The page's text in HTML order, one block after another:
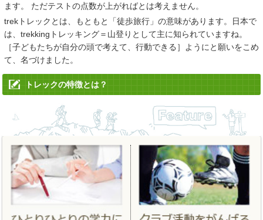
「 進学フェア2023春」、「コース料金改定」、「合格実績
「2023スケジュール」を更新しました。
2022/09/15
2022 親と子の私立・都立中学高校受験相談会を更新しました。
2022/06/13
」 「夏のはじめてキャンペーン」を更新しました。
2022/04/12
進学フェア２０２２春」 を掲載しました。
2022/03/14
「合格実績」 を更新しました。
2022/02/25
ます。 ただテストの点数が上がればとは考えません。
trekトレックとは、もともと「徒歩旅行」の意味があります。日本で
は、trekkingトレッキング＝山登りとして主に知られていますね。
［子どもたちが自分の頭で考えて、行動できる］ようにと願いをこめ
て、名づけました。
トレックの特徴とは？